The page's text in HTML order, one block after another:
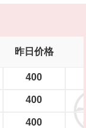
昨日价格
400
400
400